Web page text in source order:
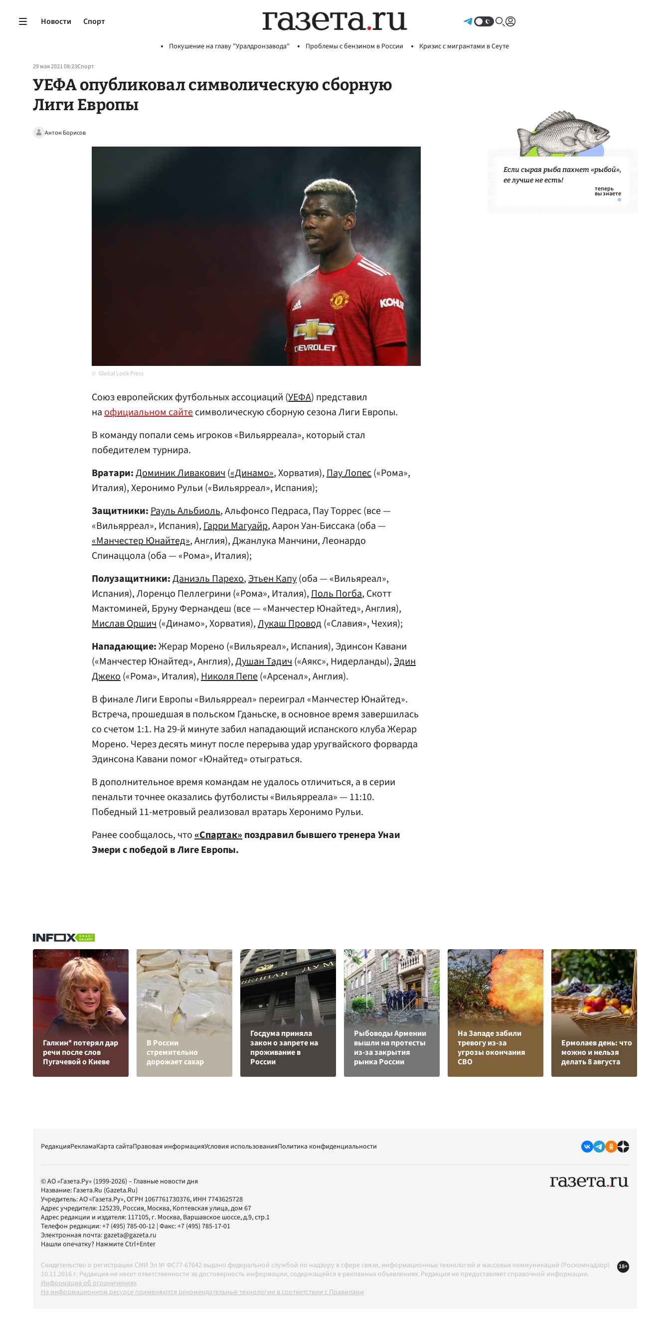
Новости Спорт
Покушение на главу "Уралдронзавода" Проблемы с бензином в России Кризис с мигрантами в Сеуте
29 мая 2021 08:23Спорт
УЕФА опубликовал символическую сборную
Лиги Европы
Антон Борисов
Global Look Press
Союз европейских футбольных ассоциаций (УЕФА) представил
наофициальном сайтесимволическую сборную сезона Лиги Европы.
В команду попали семь игроков «Вильярреала», который стал
победителем турнира.
Вратари:Доминик Ливакович(«Динамо», Хорватия),Пау Лопес(«Рома»,
Италия), Херонимо Рульи («Вильярреал», Испания);
Защитники:Рауль Альбиоль, Альфонсо Педраса, Пау Торрес (все —
«Вильярреал», Испания),Гарри Магуайр, Аарон Уан-Биссака (оба —
«Манчестер Юнайтед», Англия), Джанлука Манчини, Леонардо
Спинаццола (оба — «Рома», Италия);
Полузащитники:Даниэль Парехо,Этьен Капу(оба — «Вильяреал»,
Испания), Лоренцо Пеллегрини («Рома», Италия),Поль Погба, Скотт
Мактоминей, Бруну Фернандеш (все — «Манчестер Юнайтед», Англия),
Мислав Оршич(«Динамо», Хорватия),Лукаш Провод(«Славия», Чехия);
Нападающие:Жерар Морено («Вильяреал», Испания), Эдинсон Кавани
(«Манчестер Юнайтед», Англия),Душан Тадич(«Аякс», Нидерланды),Эдин
Джеко(«Рома», Италия),Николя Пепе(«Арсенал», Англия).
В финале Лиги Европы «Вильярреал» переиграл «Манчестер Юнайтед».
Встреча, прошедшая в польском Гданьске, в основное время завершилась
со счетом 1:1. На 29-й минуте забил нападающий испанского клуба Жерар
Морено. Через десять минут после перерыва удар уругвайского форварда
Эдинсона Кавани помог «Юнайтед» отыграться.
В дополнительное время командам не удалось отличиться, а в серии
пенальти точнее оказались футболисты «Вильярреала» — 11:10.
Победный 11-метровый реализовал вратарь Херонимо Рульи.
Ранее сообщалось, что«Спартак»поздравил бывшего тренера Унаи
Эмери с победой в Лиге Европы.
Если сырая рыба пахнет «рыбой»,
ее лучше не есть!
Галкин* потерял дар
речи после слов
Пугачевой о Киеве
В России
стремительно
дорожает сахар
Госдума приняла
закон о запрете на
проживание в
России
Рыбоводы Армении
вышли на протесты
из-за закрытия
рынка России
На Западе забили
тревогу из-за
угрозы окончания
СВО
Ермолаев день: что
можно и нельзя
делать 8 августа
РедакцияРекламаКарта сайтаПравовая информацияУсловия использованияПолитика конфиденциальности
© АО «Газета.Ру» (1999-2026) – Главные новости дня
Название: Газета.Ru (Gazeta.Ru)
Учредитель:АО «Газета.Ру», ОГРН 1067761730376, ИНН 7743625728
Адрес учредителя: 125239, Россия, Москва, Коптевская улица, дом 67
Адрес редакции и издателя: 117105, г. Москва, Варшавское шоссе, д.9, стр.1
Телефон редакции:+7 (495) 785-00-12 | Факс:+7 (495) 785-17-01
Электронная почта:gazeta@gazeta.ru
Нашли опечатку? Нажмите Ctrl+Enter
Свидетельство о регистрации СМИ Эл № ФС77-67642 выдано федеральной службой по надзору в сфере связи, информационных технологий и массовых коммуникаций (Роскомнадзор)
10.11.2016 г. Редакция не несет ответственности за достоверность информации, содержащейся в рекламных объявлениях. Редакция не предоставляет справочной информации.
Информация об ограничениях
На информационном ресурсе применяются рекомендательные технологии в соответствии с Правилами
18+